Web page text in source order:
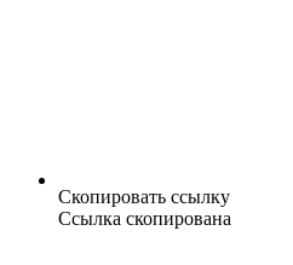
Скопировать ссылку
Ссылка скопирована